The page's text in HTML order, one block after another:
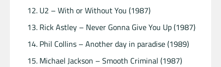
U2 – With or Without You (1987)
Rick Astley – Never Gonna Give You Up (1987)
Phil Collins – Another day in paradise (1989)
Michael Jackson – Smooth Criminal (1987)